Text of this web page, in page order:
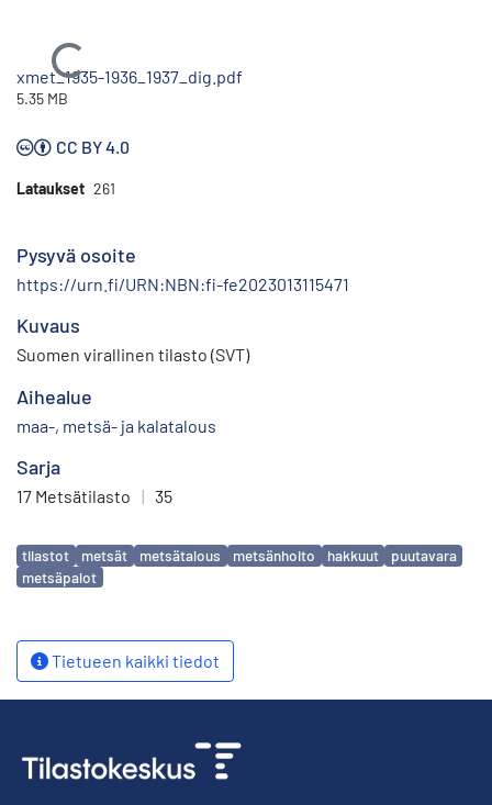
Ladataan...
xmet_1935-1936_1937_dig.pdf
5.35 MB
CC BY 4.0
Lataukset 261
Pysyvä osoite
https://urn.fi/URN:NBN:fi-fe2023013115471
Kuvaus
Suomen virallinen tilasto (SVT)
Aihealue
maa-, metsä- ja kalatalous
Sarja
17 Metsätilasto | 35
Avainsanat
tilastot metsät metsätalous metsänhoito hakkuut
puutavara
metsäpalot
Tietueen kaikki tiedot